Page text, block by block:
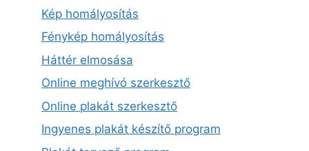
Kép homályosítás
Fénykép homályosítás
Háttér elmosása
Online meghívó szerkesztő
Online plakát szerkesztő
Ingyenes plakát készítő program